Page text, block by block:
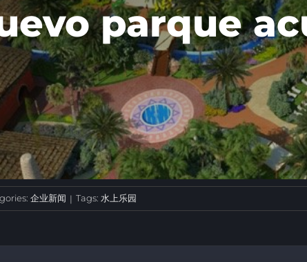
parque
企业新闻 | Tags: 水上乐园